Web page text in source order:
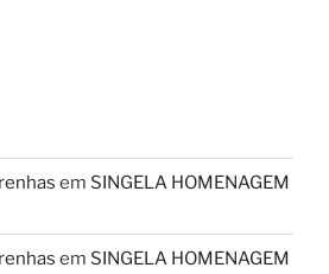
em SINGELA HOMENAGEM
em SINGELA HOMENAGEM